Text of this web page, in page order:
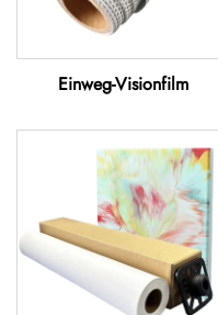
Einweg-Visionfilm